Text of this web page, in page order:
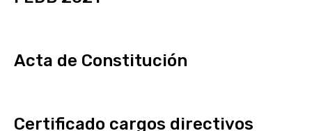
Acta de Constitución
Certificado cargos directivos